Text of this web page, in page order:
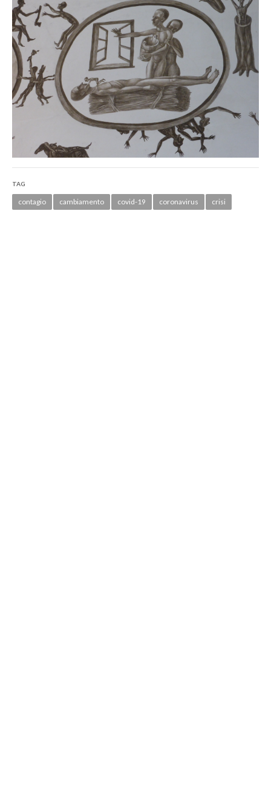
TAG
contagio cambiamento covid-19 coronavirus crisi